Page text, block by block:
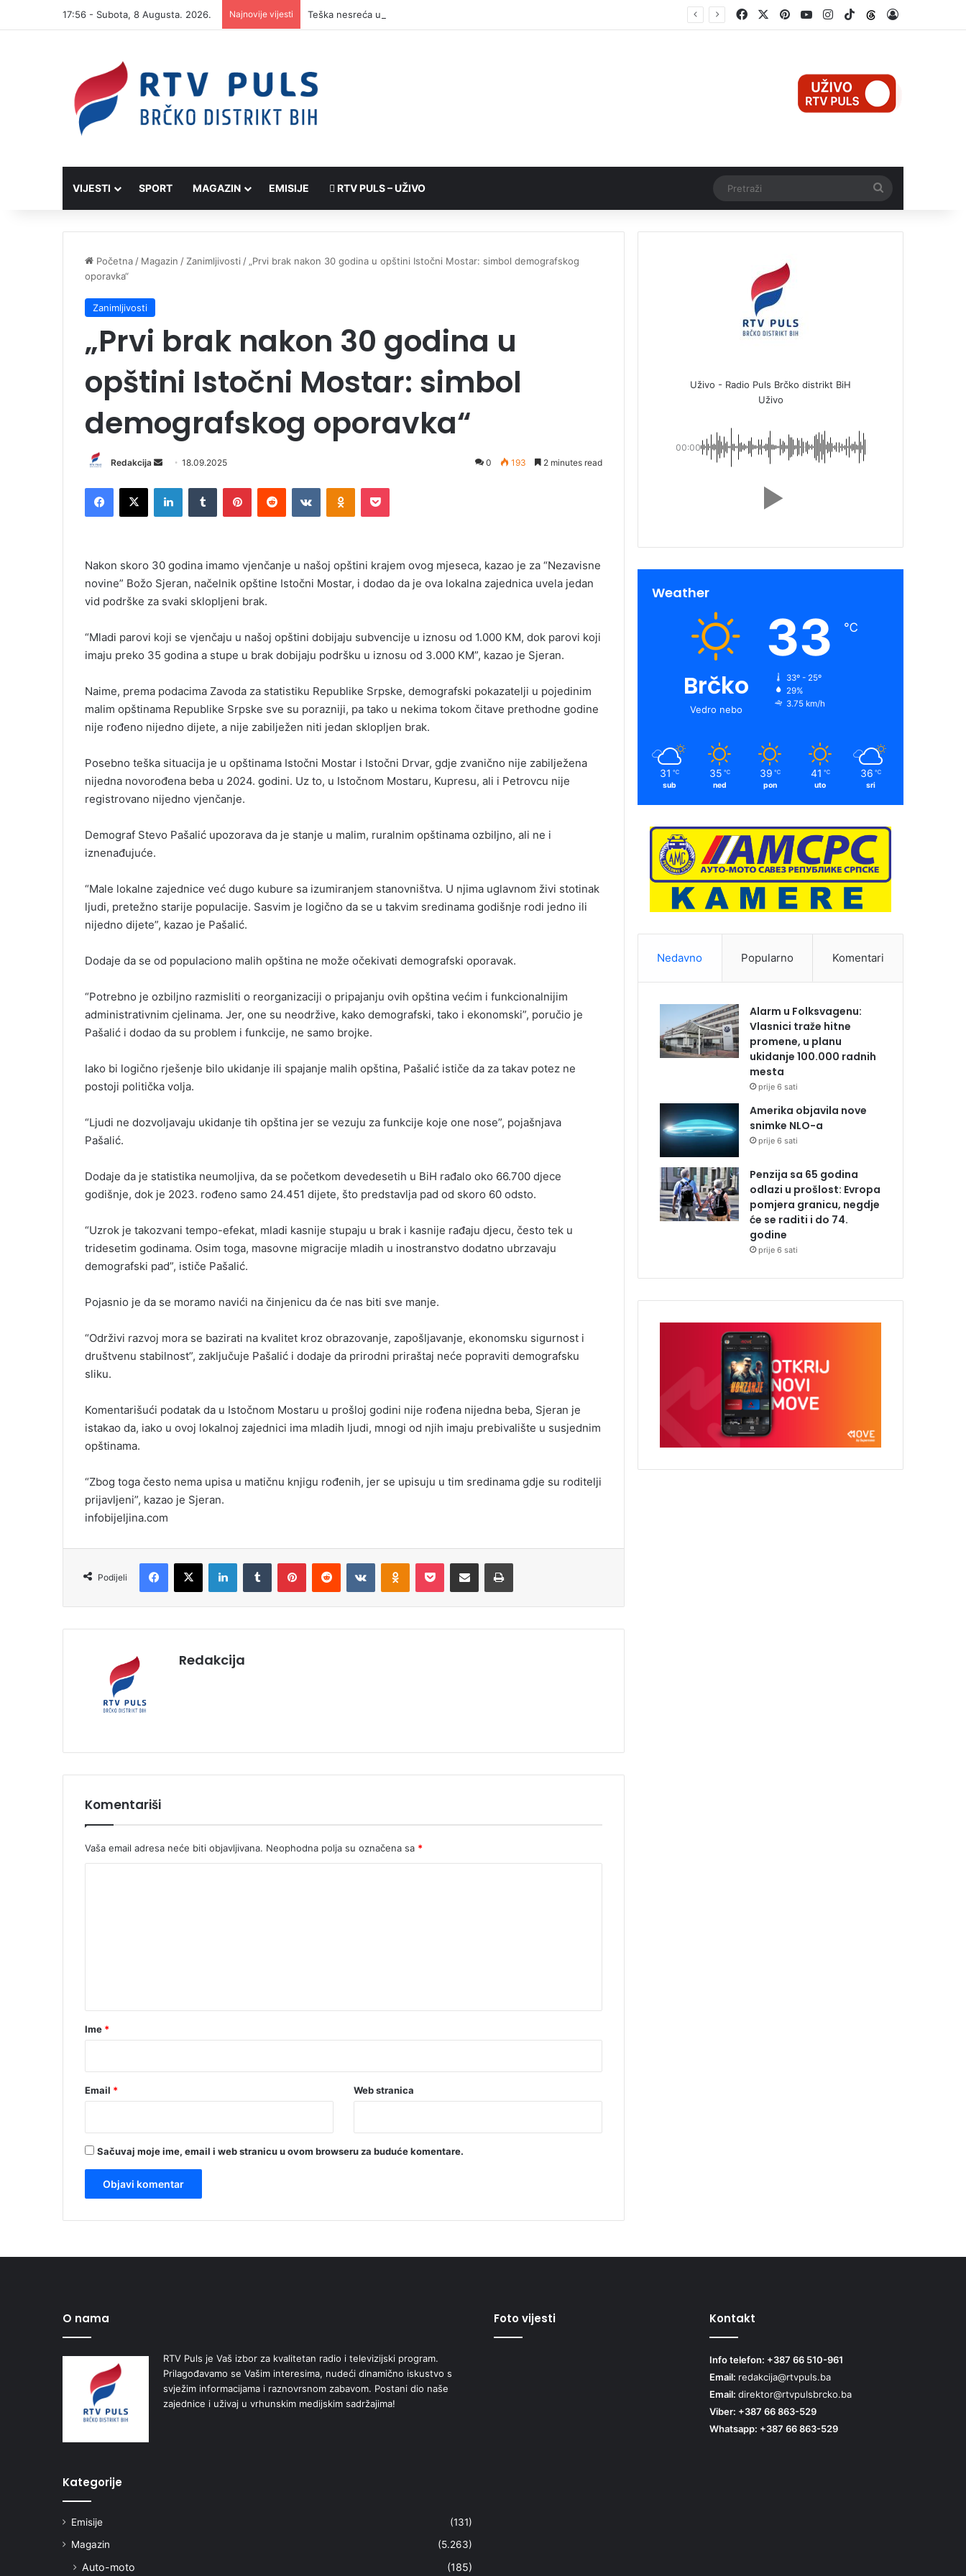
17:56 - Subota, 8 Augusta. 2026. Najnovije vijesti FacebookPinterestYouTubeInstagram
TikTokThreads
VIJESTI SPORT MAGAZIN EMISIJE RTV PULS – UŽIVO
Početna / Magazin / Zanimljivosti / „Prvi brak nakon 30 godina u opštini Istočni Mostar: simbol demografskog
oporavka“
Zanimljivosti
„Prvi brak nakon 30 godina u
opštini Istočni Mostar: simbol
demografskog oporavka“
Redakcija
n
d
e
m
a
l
18.09.2025 0 193 2 minutes read
Nakon skoro 30 godina imamo vjenčanje u našoj opštini krajem ovog mjeseca, kazao je za “Nezavisne
novine” Božo Sjeran, načelnik opštine Istočni Mostar, i dodao da je ova lokalna zajednica uvela jedan
vid podrške za svaki sklopljeni brak.
“Mladi parovi koji se vjenčaju u našoj opštini dobijaju subvencije u iznosu od 1.000 KM, dok parovi koji
imaju preko 35 godina a stupe u brak dobijaju podršku u iznosu od 3.000 KM”, kazao je Sjeran.
Naime, prema podacima Zavoda za statistiku Republike Srpske, demografski pokazatelji u pojedinim
malim opštinama Republike Srpske sve su porazniji, pa tako u nekima tokom čitave prethodne godine
nije rođeno nijedno dijete, a nije zabilježen niti jedan sklopljen brak.
Posebno teška situacija je u opštinama Istočni Mostar i Istočni Drvar, gdje zvanično nije zabilježena
nijedna novorođena beba u 2024. godini. Uz to, u Istočnom Mostaru, Kupresu, ali i Petrovcu nije
registrovano nijedno vjenčanje.
Demograf Stevo Pašalić upozorava da je stanje u malim, ruralnim opštinama ozbiljno, ali ne i
iznenađujuće.
“Male lokalne zajednice već dugo kubure sa izumiranjem stanovništva. U njima uglavnom živi stotinak
ljudi, pretežno starije populacije. Sasvim je logično da se u takvim sredinama godišnje rodi jedno ili
nijedno dijete”, kazao je Pašalić.
Dodaje da se od populaciono malih opština ne može očekivati demografski oporavak.
“Potrebno je ozbiljno razmisliti o reorganizaciji o pripajanju ovih opština većim i funkcionalnijim
administrativnim cjelinama. Jer, one su neodržive, kako demografski, tako i ekonomski”, poručio je
Pašalić i dodao da su problem i funkcije, ne samo brojke.
Iako bi logično rješenje bilo ukidanje ili spajanje malih opština, Pašalić ističe da za takav potez ne
postoji politička volja.
“Ljudi ne dozvoljavaju ukidanje tih opština jer se vezuju za funkcije koje one nose”, pojašnjava
Pašalić.
Dodaje da je statistika neumoljiva, da se početkom devedesetih u BiH rađalo oko 66.700 djece
godišnje, dok je 2023. rođeno samo 24.451 dijete, što predstavlja pad od skoro 60 odsto.
“Uzrok je takozvani tempo-efekat, mladi kasnije stupaju u brak i kasnije rađaju djecu, često tek u
tridesetim godinama. Osim toga, masovne migracije mladih u inostranstvo dodatno ubrzavaju
demografski pad”, ističe Pašalić.
Pojasnio je da se moramo navići na činjenicu da će nas biti sve manje.
“Održivi razvoj mora se bazirati na kvalitet kroz obrazovanje, zapošljavanje, ekonomsku sigurnost i
društvenu stabilnost”, zaključuje Pašalić i dodaje da prirodni priraštaj neće popraviti demografsku
sliku.
Komentarišući podatak da u Istočnom Mostaru u prošloj godini nije rođena nijedna beba, Sjeran je
istakao da, iako u ovoj lokalnoj zajednici ima mladih ljudi, mnogi od njih imaju prebivalište u susjednim
opštinama.
“Zbog toga često nema upisa u matičnu knjigu rođenih, jer se upisuju u tim sredinama gdje su roditelji
prijavljeni”, kazao je Sjeran.
infobijeljina.com
Podijeli
Redakcija
Komentariši
Vaša email adresa neće biti objavljivana. Neophodna polja su označena sa *
r
Ime *
Email * Web stranica
Sačuvaj moje ime, email i web stranicu u ovom browseru za buduće komentare.
Uživo - Radio Puls Brčko distrikt BiH
Uživo
00:00
Weather
Brčko
Vedro nebo
33 ℃
33º - 25º
29%
3.75 km/h
31 ℃
sub
35 ℃
ned
39 ℃
pon
41 ℃
uto
36 ℃
sri
Nedavno Popularno Komentari
Alarm u Folksvagenu:
Vlasnici traže hitne
promene, u planu
ukidanje 100.000 radnih
mesta
prije 6 sati
Amerika objavila nove
snimke NLO-a
prije 6 sati
Penzija sa 65 godina
odlazi u prošlost: Evropa
pomjera granicu, negdje
će se raditi i do 74.
godine
prije 6 sati
O nama
RTV Puls je Vaš izbor za kvalitetan radio i televizijski program.
Prilagođavamo se Vašim interesima, nudeći dinamično iskustvo s
svježim informacijama i raznovrsnom zabavom. Postani dio naše
zajednice i uživaj u vrhunskim medijskim sadržajima!
Kategorije
Emisije
(131)
Magazin
(5.263)
Auto-moto (185)
Foto vijesti Kontakt
Info telefon: +387 66 510-961
Email: redakcija@rtvpuls.ba
Email: direktor@rtvpulsbrcko.ba
Viber: +387 66 863-529
Whatsapp: +387 66 863-529